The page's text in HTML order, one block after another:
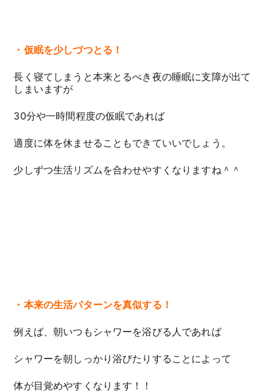
・仮眠を少しづつとる！
長く寝てしまうと本来とるべき夜の睡眠に支障が出て
しまいますが
30分や一時間程度の仮眠であれば
適度に体を休ませることもできていいでしょう。
少しずつ生活リズムを合わせやすくなりますね＾＾
・本来の生活パターンを真似する！
例えば、朝いつもシャワーを浴びる人であれば
シャワーを朝しっかり浴びたりすることによって
体が目覚めやすくなります！！